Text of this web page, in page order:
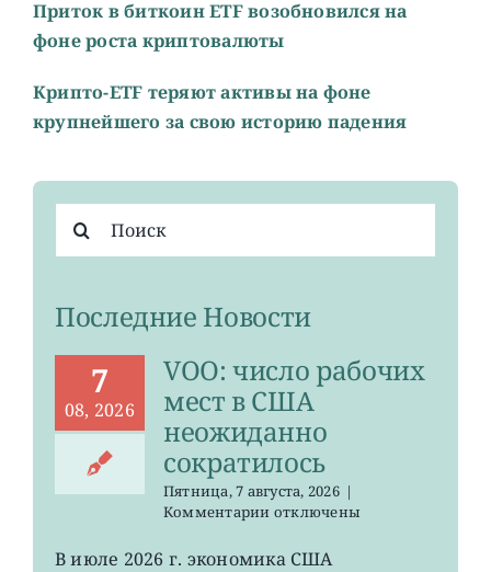
Приток в биткоин ETF возобновился на
фоне роста криптовалюты
Крипто-ETF теряют активы на фоне
крупнейшего за свою историю падения
поиска:
Последние Новости
7
08, 2026
VOO: число рабочих
мест в США
неожиданно
сократилось
Пятница, 7 августа, 2026 |
Комментариик
VOO:
отключены
В июле 2026 г. экономика США